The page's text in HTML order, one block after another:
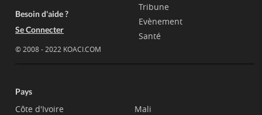
Besoin d'aide ?
Se Connecter
© 2008 - 2022 KOACI.COM
Tribune
Evènement
Santé
Pays
Côte d'Ivoire
Mali